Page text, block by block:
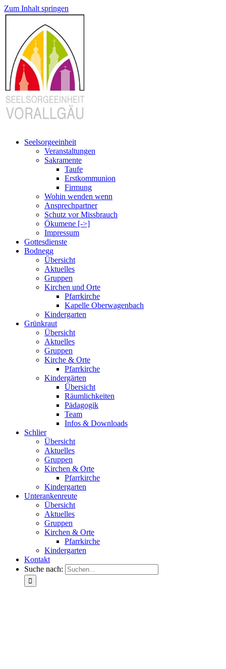
Zum Inhalt springen
Seelsorgeeinheit
Veranstaltungen
Sakramente
Taufe
Erstkommunion
Firmung
Wohin wenden wenn
Ansprechpartner
Schutz vor Missbrauch
Ökumene [->]
Impressum
Gottesdienste
Bodnegg
Übersicht
Aktuelles
Gruppen
Kirchen und Orte
Pfarrkirche
Kapelle Oberwagenbach
Kindergarten
Grünkraut
Übersicht
Aktuelles
Gruppen
Kirche & Orte
Pfarrkirche
Kindergärten
Übersicht
Räumlichkeiten
Pädagogik
Team
Infos & Downloads
Schlier
Übersicht
Aktuelles
Gruppen
Kirchen & Orte
Pfarrkirche
Kindergarten
Unterankenreute
Übersicht
Aktuelles
Gruppen
Kirchen & Orte
Pfarrkirche
Kindergarten
Kontakt
Suche nach: